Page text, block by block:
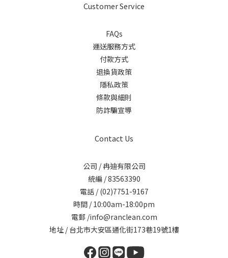
Customer Service
FAQs
運送服務方式
付款方式
退換貨政策
隱私政策
條款與細則
防詐騙宣導
Contact Us
公司 / 冉迪有限公司
統編 / 83563390
電話 / (02)7751-9167
時間 / 10:00am-18:00pm
電郵 /info@ranclean.com
地址 / 台北市大安區通化街173巷19號1樓